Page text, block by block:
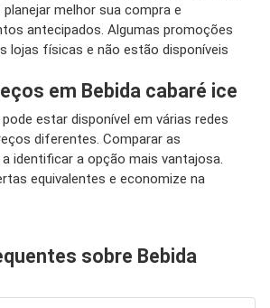
melhor sua compra e
antecipados. Algumas promoções
lojas físicas e não estão disponíveis
em Bebida cabaré ice
estar disponível em várias redes
diferentes. Comparar as
identificar a opção mais vantajosa.
equivalentes e economize na
sobre Bebida